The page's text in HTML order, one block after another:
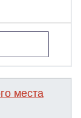
места